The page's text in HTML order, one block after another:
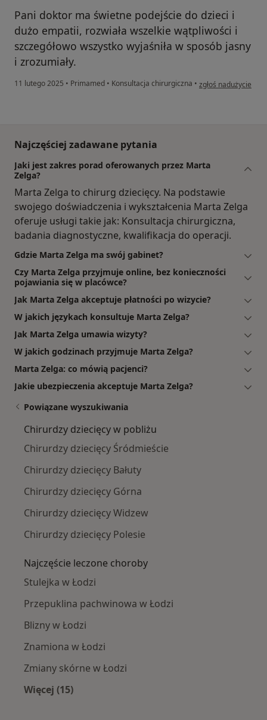
Pani doktor ma świetne podejście do dzieci i
dużo empatii, rozwiała wszelkie wątpliwości i
szczegółowo wszystko wyjaśniła w sposób jasny
i zrozumiały.
11 lutego 2025 • Primamed • Konsultacja chirurgiczna • w opinii
zgłoś nadużycie
Najczęściej zadawane pytania
Jaki jest zakres porad oferowanych przez Marta
Zelga?
Marta Zelga to chirurg dziecięcy. Na podstawie
swojego doświadczenia i wykształcenia Marta Zelga
oferuje usługi takie jak: Konsultacja chirurgiczna,
badania diagnostyczne, kwalifikacja do operacji.
Gdzie Marta Zelga ma swój gabinet?
Czy Marta Zelga przyjmuje online, bez konieczności
pojawiania się w placówce?
Jak Marta Zelga akceptuje płatności po wizycie?
W jakich językach konsultuje Marta Zelga?
Jak Marta Zelga umawia wizyty?
W jakich godzinach przyjmuje Marta Zelga?
Marta Zelga: co mówią pacjenci?
Jakie ubezpieczenia akceptuje Marta Zelga?
Powiązane wyszukiwania
Chirurdzy dziecięcy w pobliżu
Chirurdzy dziecięcy Śródmieście
Chirurdzy dziecięcy Bałuty
Chirurdzy dziecięcy Górna
Chirurdzy dziecięcy Widzew
Chirurdzy dziecięcy Polesie
Najczęście leczone choroby
Stulejka w Łodzi
Przepuklina pachwinowa w Łodzi
Blizny w Łodzi
Znamiona w Łodzi
Zmiany skórne w Łodzi
Więcej (15)